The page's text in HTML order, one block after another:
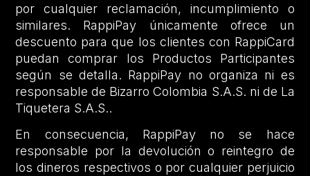
por cualquier reclamación, incumplimiento o
similares. RappiPay únicamente ofrece un
descuento para que los clientes con RappiCard
puedan comprar los Productos Participantes
según se detalla. RappiPay no organiza ni es
responsable de Bizarro Colombia S.A.S. ni de La
Tiquetera S.A.S..
En consecuencia, RappiPay no se hace
responsable por la devolución o reintegro de
los dineros respectivos o por cualquier perjuicio